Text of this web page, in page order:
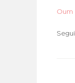
Oum